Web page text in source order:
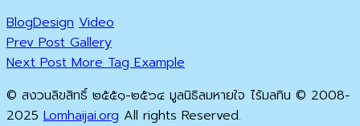
Categories
BlogTags,
Design Video
Post
navigation
Previous
Post
Prev Post Gallery
Next
Next Post More Tag Example
© สงวนลิขสิทธิ์ ๒๕๕๑-๒๕๖๔ มูลนิธิลมหายใจ ไร้มลทิน © 2008-
2025 Lomhaijai.org All rights Reserved.